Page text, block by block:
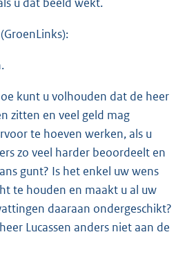
(GroenLinks):
kunt u volhouden dat de heer
zitten en veel geld mag
te hoeven werken, als u
zo veel harder beoordeelt en
gunt? Is het enkel uw wens
te houden en maakt u al uw
daaraan ondergeschikt?
Lucassen anders niet aan de